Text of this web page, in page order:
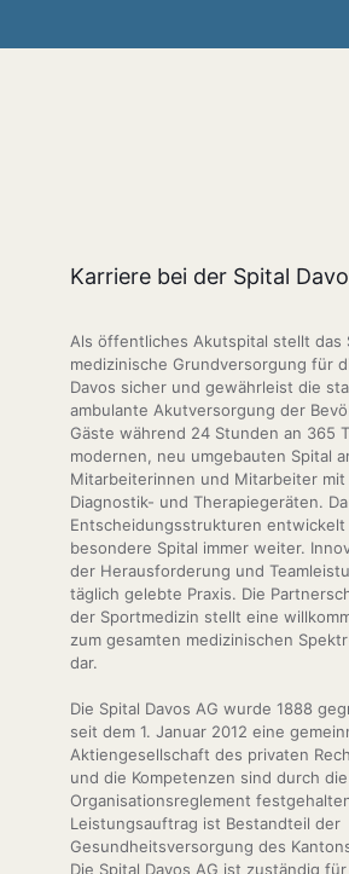
Karriere bei der Spital
Als öffentliches Akutspital stellt das
medizinische Grundversorgung für
Davos sicher und gewährleist die
ambulante Akutversorgung der
Gäste während 24 Stunden an 365
modernen, neu umgebauten Spital
Mitarbeiterinnen und Mitarbeiter
Diagnostik- und Therapiegeräten.
Entscheidungsstrukturen entwickelt
besondere Spital immer weiter.
der Herausforderung und
täglich gelebte Praxis. Die
der Sportmedizin stellt eine
zum gesamten medizinischen
dar.
Die Spital Davos AG wurde 1888
seit dem 1. Januar 2012 eine
Aktiengesellschaft des privaten
und die Kompetenzen sind durch
Organisationsreglement
Leistungsauftrag ist Bestandteil der
Gesundheitsversorgung des
Die Spital Davos AG ist zuständig